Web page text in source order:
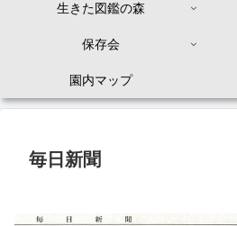
生きた図鑑の森
保存会
園内マップ
毎日新聞